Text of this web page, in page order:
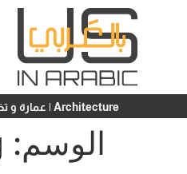
Architecture | عمارة و تخطيط
الوسم: